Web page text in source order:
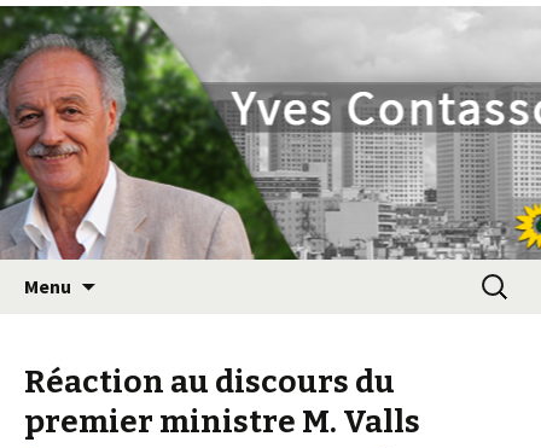
Yves Contassot
Menu
Réaction au discours du
premier ministre M. Valls